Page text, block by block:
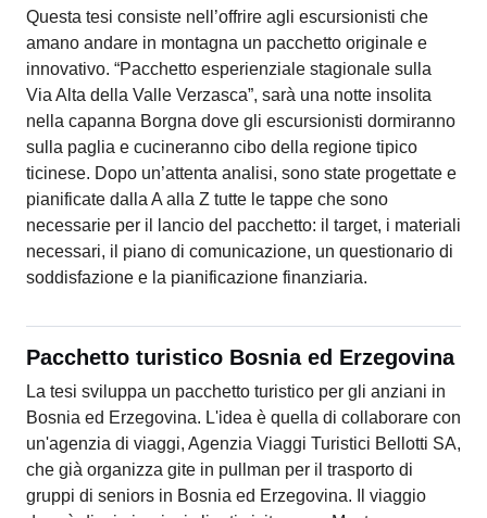
Questa tesi consiste nell’offrire agli escursionisti che
amano andare in montagna un pacchetto originale e
innovativo. “Pacchetto esperienziale stagionale sulla
Via Alta della Valle Verzasca”, sarà una notte insolita
nella capanna Borgna dove gli escursionisti dormiranno
sulla paglia e cucineranno cibo della regione tipico
ticinese. Dopo un’attenta analisi, sono state progettate e
pianificate dalla A alla Z tutte le tappe che sono
necessarie per il lancio del pacchetto: il target, i materiali
necessari, il piano di comunicazione, un questionario di
soddisfazione e la pianificazione finanziaria.
Pacchetto turistico Bosnia ed Erzegovina
La tesi sviluppa un pacchetto turistico per gli anziani in
Bosnia ed Erzegovina. L'idea è quella di collaborare con
un'agenzia di viaggi, Agenzia Viaggi Turistici Bellotti SA,
che già organizza gite in pullman per il trasporto di
gruppi di seniors in Bosnia ed Erzegovina. Il viaggio